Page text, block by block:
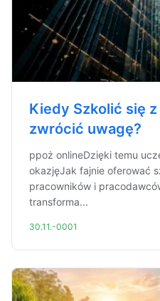
Kiedy Szkolić się
zwrócić uwagę?
ppoż onlineDzięki temu
okazjęJak fajnie oferować
pracowników i
transforma...
30.11.-0001